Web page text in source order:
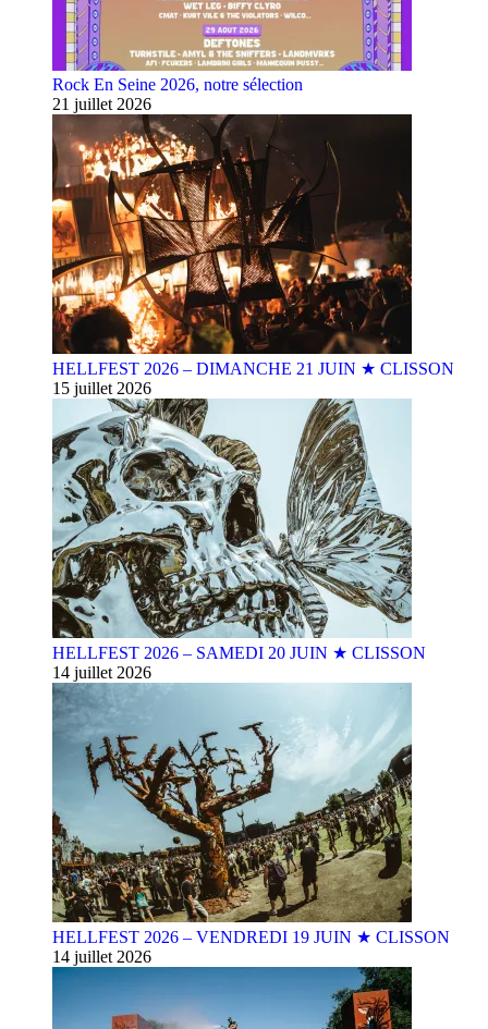
Rock En Seine 2026, notre sélection
21 juillet 2026
HELLFEST 2026 – DIMANCHE 21 JUIN ★ CLISSON
15 juillet 2026
HELLFEST 2026 – SAMEDI 20 JUIN ★ CLISSON
14 juillet 2026
HELLFEST 2026 – VENDREDI 19 JUIN ★ CLISSON
14 juillet 2026